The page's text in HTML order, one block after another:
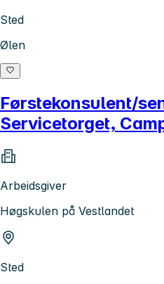
Sted
Ølen
Førstekonsulent/
Servicetorget,
Arbeidsgiver
Høgskulen på Vestlandet
Sted